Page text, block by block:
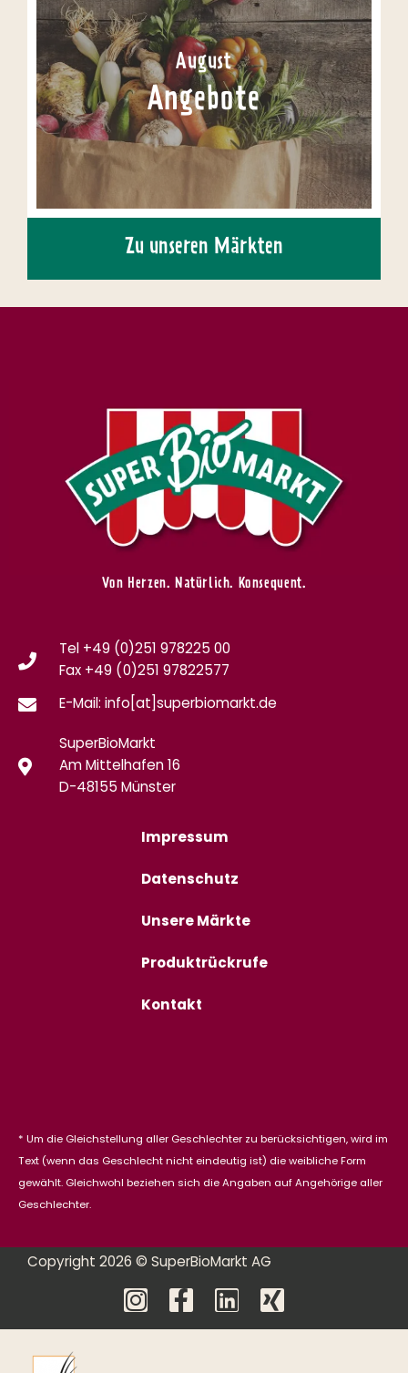
August
Angebote
Zu unseren Märkten
Von Herzen. Natürlich. Konsequent.
Tel +49 (0)251 978225 00
Fax +49 (0)251 97822577
E-Mail: info[at]superbiomarkt.de
SuperBioMarkt
Am Mittelhafen 16
D-48155 Münster
Impressum
Datenschutz
Unsere Märkte
Produktrückrufe
Kontakt
* Um die Gleichstellung aller Geschlechter zu berücksichtigen, wird im
Text (wenn das Geschlecht nicht eindeutig ist) die weibliche Form
gewählt. Gleichwohl beziehen sich die Angaben auf Angehörige aller
Geschlechter.
Copyright 2026 © SuperBioMarkt AG